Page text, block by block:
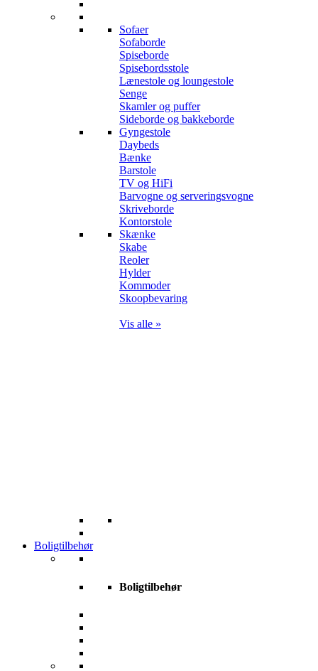
Sofaer
Sofaborde
Spiseborde
Spisebordsstole
Lænestole og loungestole
Senge
Skamler og puffer
Sideborde og bakkeborde
Gyngestole
Daybeds
Bænke
Barstole
TV og HiFi
Barvogne og serveringsvogne
Skriveborde
Kontorstole
Skænke
Skabe
Reoler
Hylder
Kommoder
Skoopbevaring
Vis alle »
Boligtilbehør
Boligtilbehør